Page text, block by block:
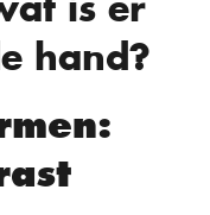
hand?